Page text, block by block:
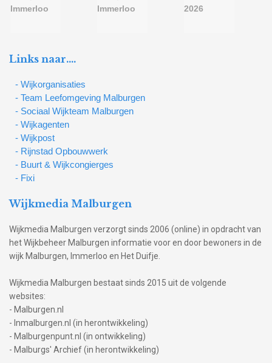
Links naar….
- Wijkorganisaties
- Team Leefomgeving Malburgen
- Sociaal Wijkteam Malburgen
- Wijkagenten
- Wijkpost
- Rijnstad Opbouwwerk
- Buurt & Wijkcongierges
- Fixi
Wijkmedia Malburgen
Wijkmedia Malburgen verzorgt sinds 2006 (online) in opdracht van
het Wijkbeheer Malburgen informatie voor en door bewoners in de
wijk Malburgen, Immerloo en Het Duifje.
Wijkmedia Malburgen bestaat sinds 2015 uit de volgende
websites:
- Malburgen.nl
- Inmalburgen.nl (in herontwikkeling)
- Malburgenpunt.nl (in ontwikkeling)
- Malburgs' Archief (in herontwikkeling)